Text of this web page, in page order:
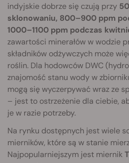
indyjskie dobrze się czują przy
sklonowaniu, 800–900 ppm
1000–1100 ppm podczas
zawartości minerałów w wodzie
składników odżywczych może
roślin. Dla hodowców DWC
znajomość stanu wody w
mogą się wyczerpywać wraz ze
– jest to ostrzeżenie dla ciebie,
je w razie potrzeby.
Na rynku dostępnych jest wiele
mierników, które są w stanie
Najpopularniejszym jest miernik